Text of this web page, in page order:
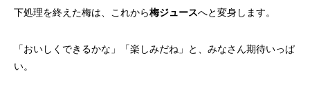
下処理を終えた梅は、これから梅ジュースへと変身します。
「おいしくできるかな」「楽しみだね」と、みなさん期待いっぱ
い。